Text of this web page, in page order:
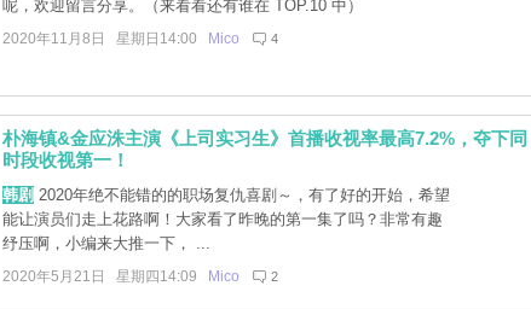
呢，欢迎留言分享。（来看看还有谁在 TOP.10 中）
2020年11月8日 星期日14:00 Mico 4
朴海镇&金应洙主演《上司实习生》首播收视率最高7.2%，夺下同
时段收视第一！
韩剧 2020年绝不能错的的职场复仇喜剧～，有了好的开始，希望
能让演员们走上花路啊！大家看了昨晚的第一集了吗？非常有趣
纾压啊，小编来大推一下， ...
2020年5月21日 星期四14:09 Mico 2